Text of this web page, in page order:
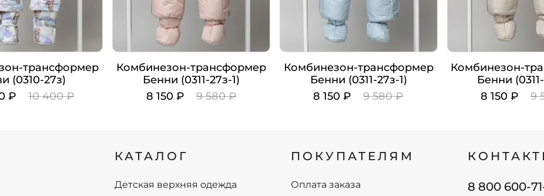
трансформер
(0310-27з)
₽
10 400 ₽
Комбинезон-трансформер
Бенни (0311-27з-1)
8 150 ₽
9 580 ₽
Комбинезон-трансформер
Бенни (0311-27з-1)
8 150 ₽
9 580 ₽
62
Комбинезон-
Бенни
8 150 ₽
9
62
КАТАЛОГ
Детская верхняя одежда
ПОКУПАТЕЛЯМ
Оплата заказа
8 800 600-